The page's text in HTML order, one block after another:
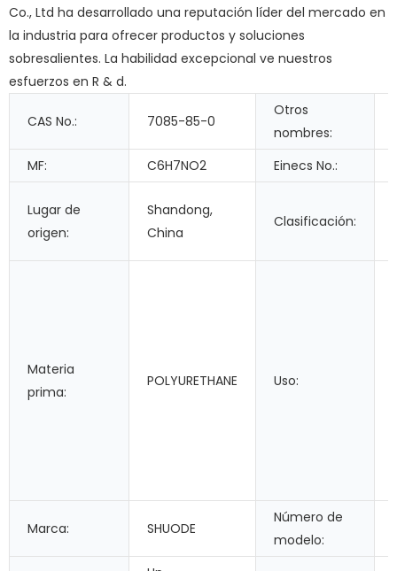
Co., Ltd ha desarrollado una reputación líder del mercado en
la industria para ofrecer productos y soluciones
sobresalientes. La habilidad excepcional ve nuestros
esfuerzos en R & d.
CAS No.: 7085-85-0
Otros
nombres:
MF:
C6H7NO2 Einecs No.:
Lugar de
origen:
Shandong,
China
Clasificación:
Materia
prima:
POLYURETHANE Uso:
Marca: SHUODE
Número de
modelo: